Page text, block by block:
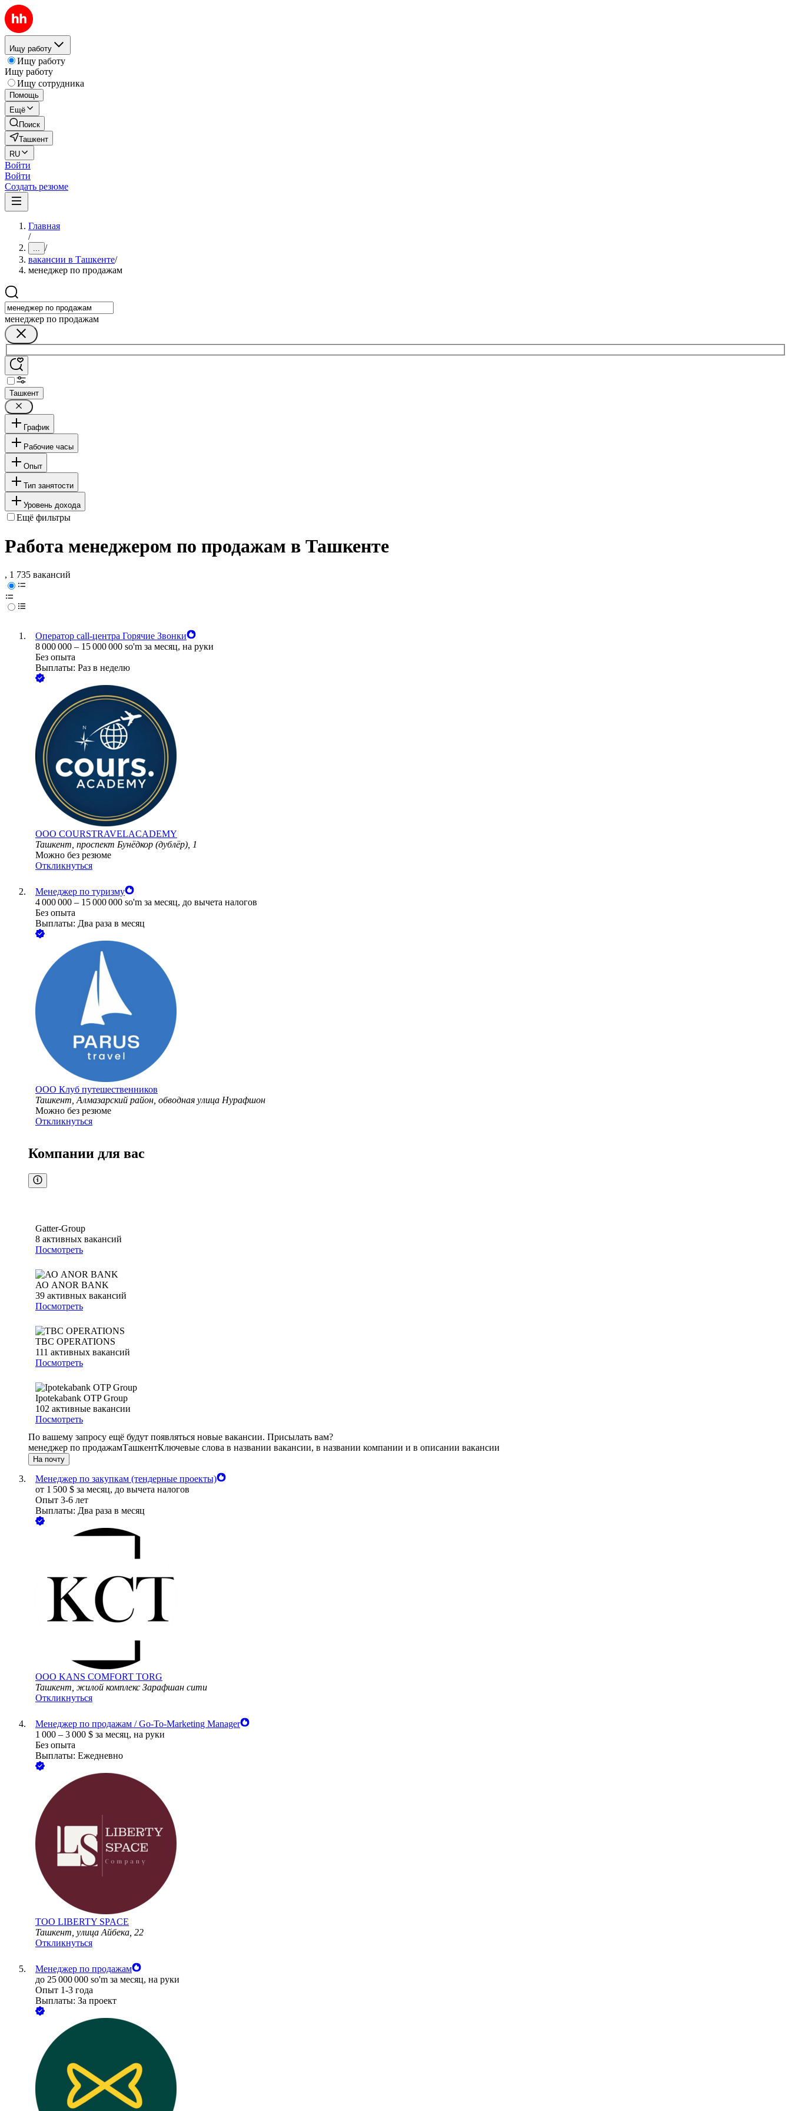
Ищу работу
Ищу работу
Ищу работу
Ищу сотрудника
Помощь
Ещё
Поиск
Ташкент
RU
Войти
Войти
Создать резюме
Главная
/
... /
вакансии в Ташкенте/
менеджер по продажам
менеджер по продажам
Ташкент
График
Рабочие часы
Опыт
Тип занятости
Уровень дохода
Ещё фильтры
Работа менеджером по продажам в Ташкенте
, 1 735 вакансий
Оператор call-центра Горячие Звонки
8 000 000 – 15 000 000 so'm за месяц, на руки
Без опыта
Выплаты: Раз в неделю
ООО COURSTRAVELACADEMY
Ташкент, проспект Бунёдкор (дублёр), 1
Можно без резюме
Откликнуться
Менеджер по туризму
4 000 000 – 15 000 000 so'm за месяц, до вычета налогов
Без опыта
Выплаты: Два раза в месяц
ООО Клуб путешественников
Ташкент, Алмазарский район, обводная улица Нурафшон
Можно без резюме
Откликнуться
Компании для вас
Gatter-Group
8 активных вакансий
Посмотреть
АО ANOR BANK
39 активных вакансий
Посмотреть
TBC OPERATIONS
111 активных вакансий
Посмотреть
Ipotekabank OTP Group
102 активные вакансии
Посмотреть
По вашему запросу ещё будут появляться новые вакансии. Присылать вам?
менеджер по продажамТашкентКлючевые слова в названии вакансии, в названии компании и в описании вакансии
На почту
Менеджер по закупкам (тендерные проекты)
от 1 500 $ за месяц, до вычета налогов
Опыт 3-6 лет
Выплаты: Два раза в месяц
ООО KANS COMFORT TORG
Ташкент, жилой комплекс Зарафшан сити
Откликнуться
Менеджер по продажам / Go-To-Marketing Manager
1 000 – 3 000 $ за месяц, на руки
Без опыта
Выплаты: Ежедневно
ТОО LIBERTY SPACE
Ташкент, улица Айбека, 22
Откликнуться
Менеджер по продажам
до 25 000 000 so'm за месяц, на руки
Опыт 1-3 года
Выплаты: За проект